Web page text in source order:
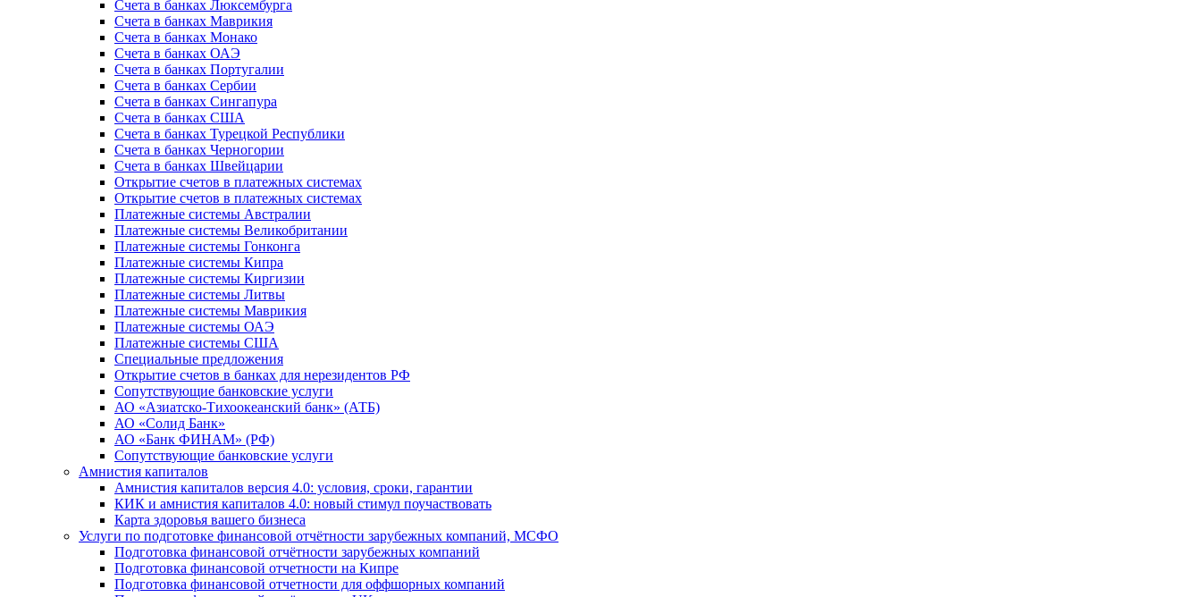
Счета в банках Люксембурга
Счета в банках Маврикия
Счета в банках Монако
Счета в банках ОАЭ
Счета в банках Португалии
Счета в банках Сербии
Счета в банках Сингапура
Счета в банках США
Счета в банках Турецкой Республики
Счета в банках Черногории
Счета в банках Швейцарии
Открытие счетов в платежных системах
Открытие счетов в платежных системах
Платежные системы Австралии
Платежные системы Великобритании
Платежные системы Гонконга
Платежные системы Кипра
Платежные системы Киргизии
Платежные системы Литвы
Платежные системы Маврикия
Платежные системы ОАЭ
Платежные системы США
Специальные предложения
Открытие счетов в банках для нерезидентов РФ
Сопутствующие банковские услуги
АО «Азиатско-Тихоокеанский банк» (АТБ)
АО «Солид Банк»
АО «Банк ФИНАМ» (РФ)
Сопутствующие банковские услуги
Амнистия капиталов
Амнистия капиталов версия 4.0: условия, сроки, гарантии
КИК и амнистия капиталов 4.0: новый стимул поучаствовать
Карта здоровья вашего бизнеса
Услуги по подготовке финансовой отчётности зарубежных компаний, МСФО
Подготовка финансовой отчётности зарубежных компаний
Подготовка финансовой отчетности на Кипре
Подготовка финансовой отчетности для оффшорных компаний